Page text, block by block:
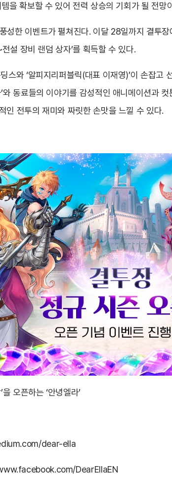
을 확보할 수 있어 전력 상승의 기회가 될 전망
성한 이벤트가 펼쳐진다. 이달 28일까지 결투장
전설 장비 랜덤 상자’를 획득할 수 있다.
딩스와 ‘알피지리퍼블릭(대표 이재영)’이 손잡
와 동료들의 이야기를 감성적인 애니메이션과
인 전투의 재미와 짜릿한 손맛을 느낄 수 있다.
오픈하는 ‘안녕엘라’
dear-ella
DearEllaEN